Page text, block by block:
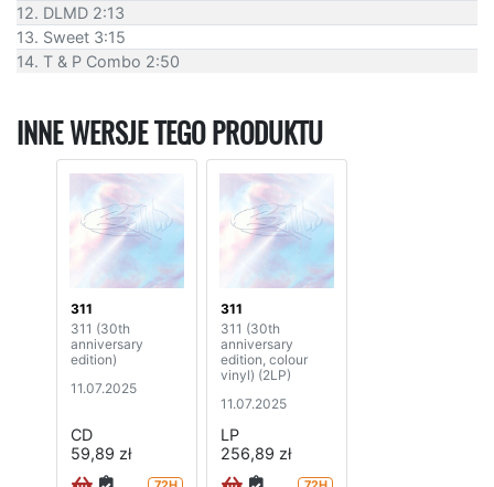
12. DLMD 2:13
13. Sweet 3:15
14. T & P Combo 2:50
INNE WERSJE TEGO PRODUKTU
311
311 (30th
anniversary
edition)
11.07.2025
CD
59,89 zł
311
311 (30th
anniversary
edition, colour
vinyl) (2LP)
11.07.2025
LP
256,89 zł